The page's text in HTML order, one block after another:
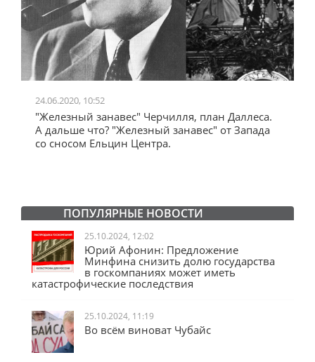
24.06.2020, 10:52
"Железный занавес" Черчилля, план Даллеса.
А дальше что? "Железный занавес" от Запада
со сносом Ельцин Центра.
ПОПУЛЯРНЫЕ НОВОСТИ
25.10.2024, 12:02
Юрий Афонин: Предложение
Минфина снизить долю государства
в госкомпаниях может иметь
катастрофические последствия
25.10.2024, 11:19
Во всём виноват Чубайс